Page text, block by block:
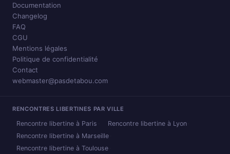
Documentation
Changelog
FAQ
CGU
Mentions légales
Politique de confidentialité
Contact
webmaster@pasdetabou.com
RENCONTRES LIBERTINES PAR VILLE
Rencontre libertine à Paris
Rencontre libertine à Lyon
Rencontre libertine à Marseille
Rencontre libertine à Toulouse